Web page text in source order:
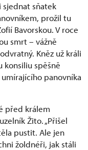
sjednat sňatek
prožil tu
Bavorskou. V roce
smrt – vážně
Kněz už králi
konsiliu spěšně
panovníka
před králem
Žito. „Přišel
pustit. Ale jen
žoldnéři, jak stáli